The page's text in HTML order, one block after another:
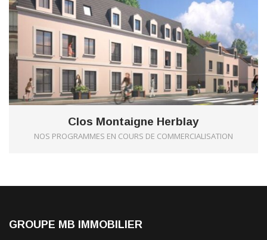
Clos Montaigne Herblay
NOS PROGRAMMES EN COURS DE COMMERCIALISATION
GROUPE MB IMMOBILIER